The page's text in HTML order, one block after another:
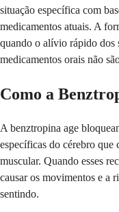
situação específica com
medicamentos atuais. A
quando o alívio rápido dos
medicamentos orais não
Como a
A benztropina age
específicas do cérebro
muscular. Quando esses
causar os movimentos e a
sentindo.